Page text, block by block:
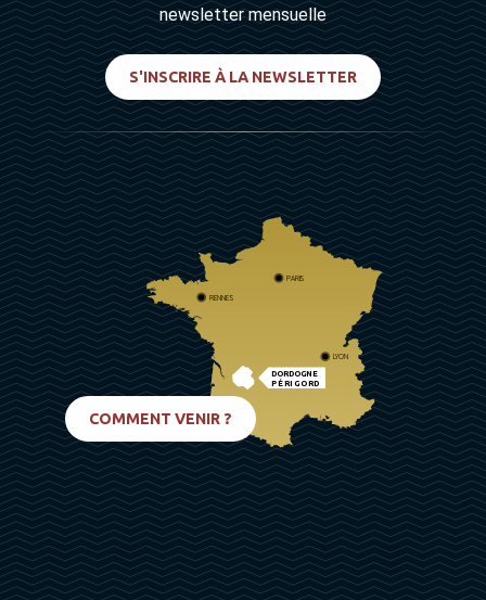
newsletter mensuelle
S'INSCRIRE À LA NEWSLETTER
DORDOGNE
PÉRIGORD
PARIS
RENNES
LYON
COMMENT VENIR ?